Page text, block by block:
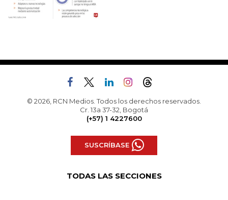
© 2026, RCN Medios. Todos los derechos reservados.
Cr. 13a 37-32, Bogotá
(+57) 1 4227600
SUSCRÍBASE
TODAS LAS SECCIONES